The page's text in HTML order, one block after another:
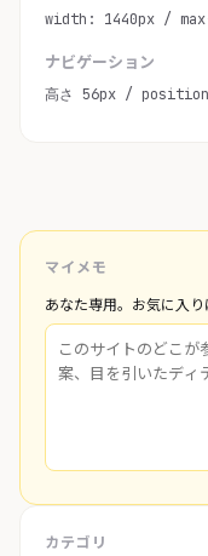
width: 1440px /
ナビゲーション
高さ 56px /
マイメモ
あなた専用。お気に入り
カテゴリ